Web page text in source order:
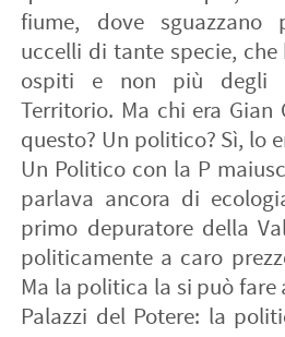
fiume, dove sguazzano
uccelli di tante specie,
ospiti e non più degli
Territorio. Ma chi era
questo? Un politico? Sì, lo
Un Politico con la P
parlava ancora di
primo depuratore della
politicamente a caro
Ma la politica la si può
Palazzi del Potere: la